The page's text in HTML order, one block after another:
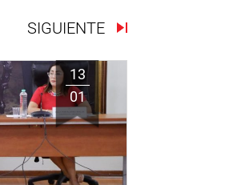
SIGUIENTE
13
01